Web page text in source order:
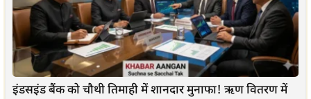
इंडसइंड बैंक को चौथी तिमाही में शानदार मुनाफा! ऋण वितरण में